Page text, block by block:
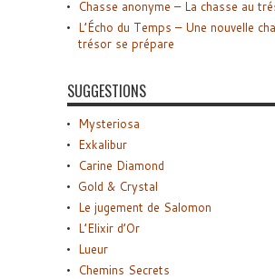
Chasse anonyme – La chasse au
L’Écho du Temps – Une nouvelle
trésor se prépare
SUGGESTIONS
Mysteriosa
Exkalibur
Carine Diamond
Gold & Crystal
Le jugement de Salomon
L’Elixir d’Or
Lueur
Chemins Secrets